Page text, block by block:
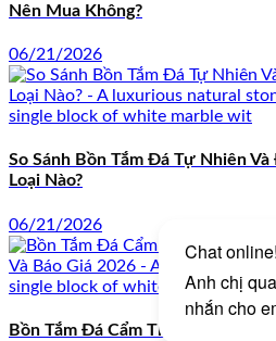
Nên Mua Không?
06/21/2026
So Sánh Bồn Tắm Đá Tự Nhiên
Loại Nào?
06/21/2026
Bồn Tắm Đá Cẩm Thạch Sang